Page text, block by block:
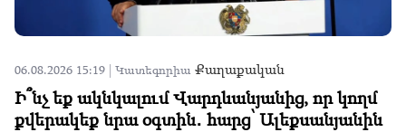
06.08.2026 15:19 | Կատեգորիա Քաղաքական
Ի՞նչ եք ակնկալում Վարդևանյանից, որ կողմ
քվերակեք նրա օգտին․ հարց՝ Ալեքսանյանին